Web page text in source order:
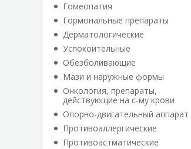
Гомеопатия
Гормональные препараты
Дерматологические
Успокоительные
Обезболивающие
Мази и наружные формы
Онкология, препараты,
действующие на с-му крови
Опорно-двигательный аппарат
Противоаллергические
Противоастматические